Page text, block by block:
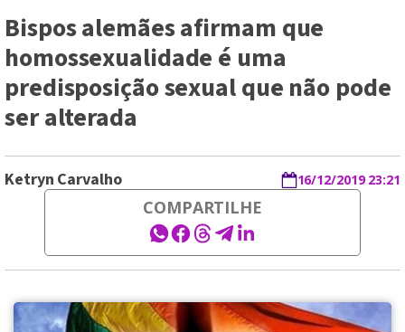
Bispos alemães afirmam que
homossexualidade é uma
predisposição sexual que não pode
ser alterada
Ketryn Carvalho 16/12/2019 23:21
COMPARTILHE